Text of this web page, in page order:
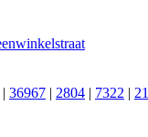
36967 2804 7322